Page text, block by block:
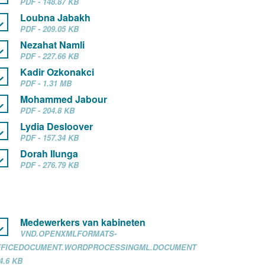
Loubna Jabakh
PDF - 209.05 KB
Nezahat Namli
PDF - 227.66 KB
Kadir Ozkonakci
PDF - 1.31 MB
Mohammed Jabour
PDF - 204.8 KB
Lydia Desloover
PDF - 157.34 KB
Dorah Ilunga
PDF - 276.79 KB
Medewerkers van kabineten
VND.OPENXMLFORMATS-
KB